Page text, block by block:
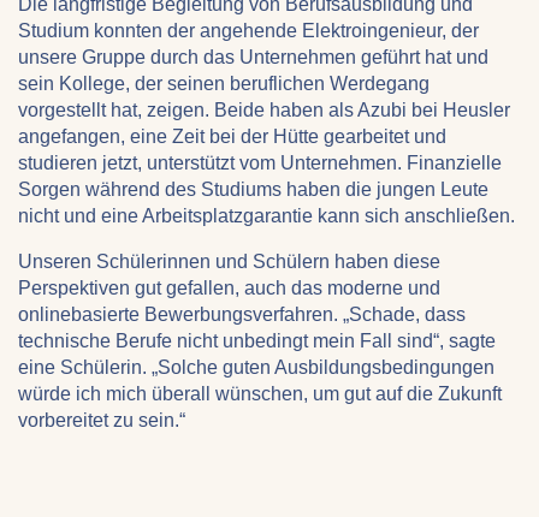
Studium konnten der angehende Elektroingenieur, der
unsere Gruppe durch das Unternehmen geführt hat und
sein Kollege, der seinen beruflichen Werdegang
vorgestellt hat, zeigen. Beide haben als Azubi bei Heusler
angefangen, eine Zeit bei der Hütte gearbeitet und
studieren jetzt, unterstützt vom Unternehmen. Finanzielle
Sorgen während des Studiums haben die jungen Leute
nicht und eine Arbeitsplatzgarantie kann sich anschließen.
Unseren Schülerinnen und Schülern haben diese
Perspektiven gut gefallen, auch das moderne und
onlinebasierte Bewerbungsverfahren. „Schade, dass
technische Berufe nicht unbedingt mein Fall sind“, sagte
eine Schülerin. „Solche guten Ausbildungsbedingungen
würde ich mich überall wünschen, um gut auf die Zukunft
vorbereitet zu sein.“